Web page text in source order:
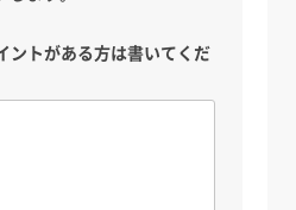
ントがある方は書いてくだ